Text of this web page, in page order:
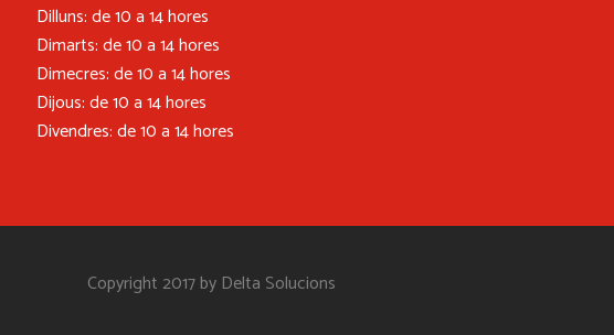
Dilluns: de 10 a 14 hores
Dimarts: de 10 a 14 hores
Dimecres: de 10 a 14 hores
Dijous: de 10 a 14 hores
Divendres: de 10 a 14 hores
Copyright 2017 by Delta Solucions